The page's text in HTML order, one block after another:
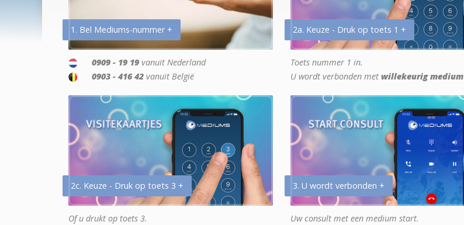
1. Bel Mediums-nummer +
0909 - 19 19 vanuit Nederland
0903 - 416 42 vanuit België
2a. Keuze - Druk op toets 1 +
Toets nummer 1 in.
U wordt verbonden met willekeurig medium
2c. Keuze - Druk op toets 3 +
Of u drukt op toets 3.
3. U wordt verbonden +
Uw consult met een medium start.